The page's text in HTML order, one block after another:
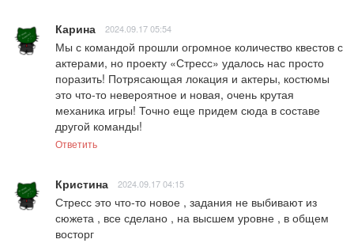
Карина 2024.09.17 05:54
Мы с командой прошли огромное количество квестов с
актерами, но проекту «Стресс» удалось нас просто
поразить! Потрясающая локация и актеры, костюмы
это что-то невероятное и новая, очень крутая
механика игры! Точно еще придем сюда в составе
другой команды!
Ответить
Кристина 2024.09.17 04:15
Стресс это что-то новое , задания не выбивают из
сюжета , все сделано , на высшем уровне , в общем
восторг